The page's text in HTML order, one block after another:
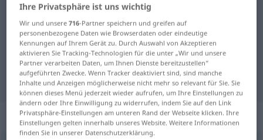
Französisch-Deutsch Wörterbuch
Französisch-Deutsch Übersetzung
für "lamineur"
"lamineur" Deutsch Übersetzung
„lamineur“: masculin
Ihre Privatsphäre ist uns wichtig
Wir und unsere716-Partner speichern und greifen auf
personenbezogene Daten wie Browserdaten oder eindeutige
Kennungen auf Ihrem Gerät zu. Durch Auswahl von Akzeptieren
aktivieren Sie Tracking-Technologien für die unter „Wir und unsere
Partner verarbeiten Daten, um Ihnen Dienste bereitzustellen“
aufgeführten Zwecke. Wenn Tracker deaktiviert sind, sind manche
Inhalte und Anzeigen möglicherweise nicht mehr so relevant für Sie. Sie
können dieses Menü jederzeit wieder aufrufen, um Ihre Einstellungen zu
ändern oder Ihre Einwilligung zu widerrufen, indem Sie auf den Link
Privatsphäre-Einstellungen am unteren Rand der Webseite klicken. Ihre
Einstellungen gelten innerhalb unseres Website. Weitere Informationen
finden Sie in unserer Datenschutzerklärung.